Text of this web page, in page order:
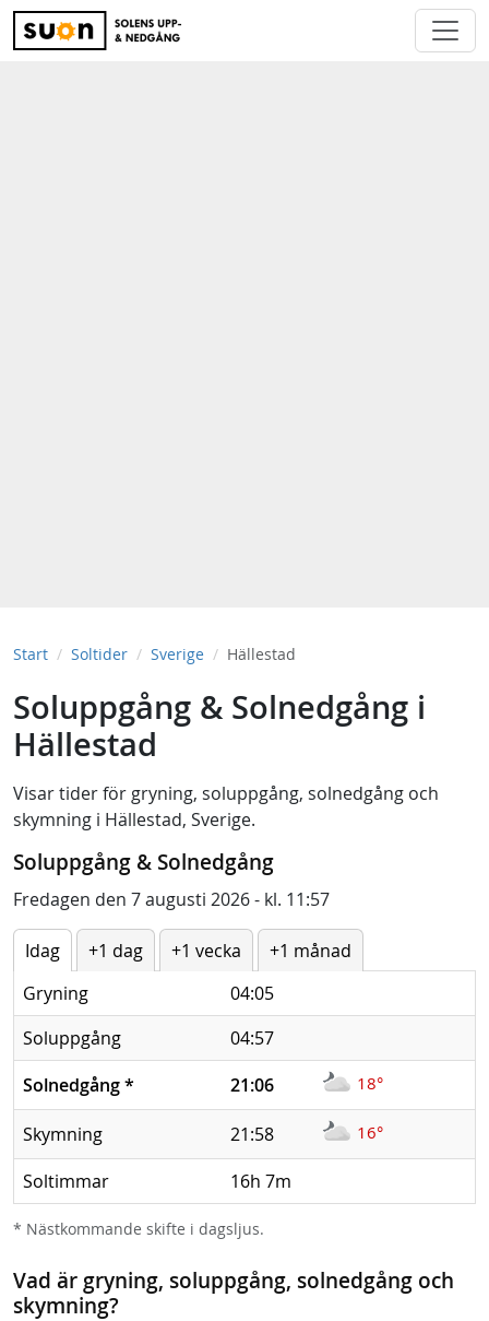
Start Soltider Sverige Hällestad
Soluppgång & Solnedgång i
Hällestad
Visar tider för gryning, soluppgång, solnedgång och
skymning i Hällestad, Sverige.
Soluppgång & Solnedgång
Fredagen den 7 augusti 2026 - kl. 11:57
Idag +1 dag +1 vecka
+1 månad
Gryning
04:05
Soluppgång
04:57
Solnedgång* 21:06 18°
Skymning 21:58 16°
Soltimmar 16h 7m
* Nästkommande skifte i dagsljus.
Vad är gryning, soluppgång, solnedgång och
skymning?